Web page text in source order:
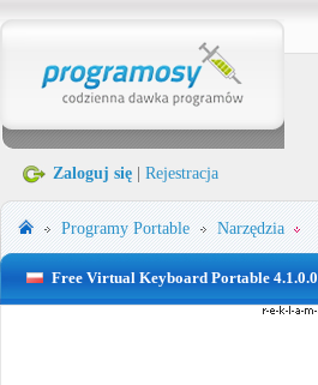
Zaloguj się Rejestracja
Programy Portable Narzędzia
Free Virtual Keyboard Portable 4.1.0.0